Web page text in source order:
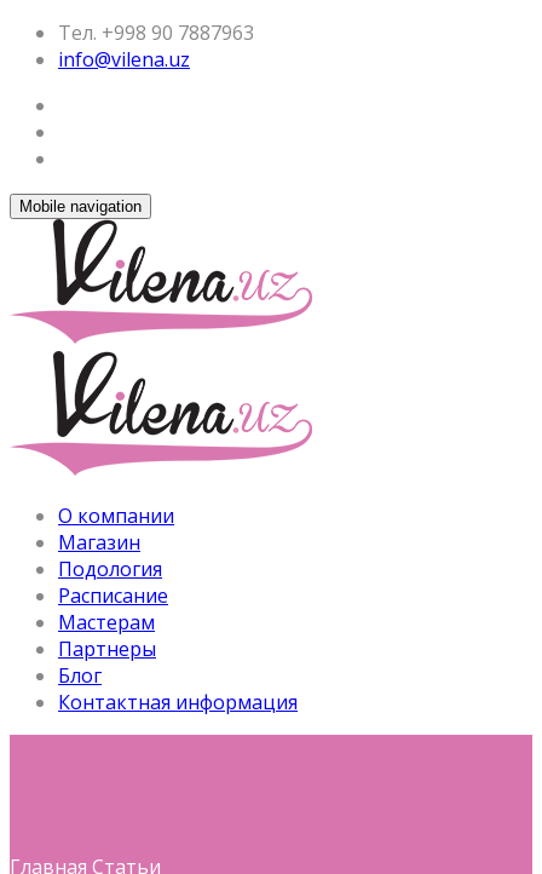
Тел. +998 90 7887963
info@vilena.uz
Mobile navigation
О компании
Магазин
Подология
Расписание
Мастерам
Партнеры
Блог
Контактная информация
Главная Статьи